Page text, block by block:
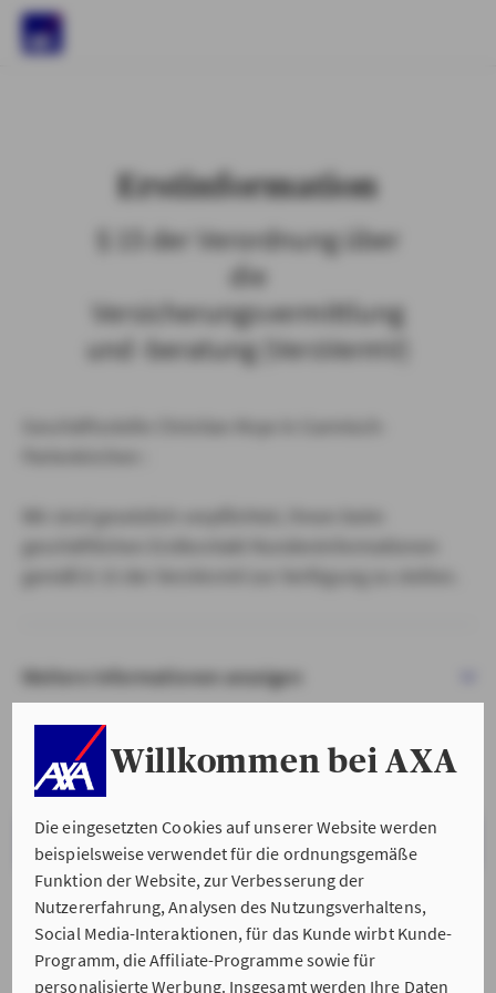
Willkommen bei AXA
Die eingesetzten Cookies auf unserer Website werden
beispielsweise verwendet für die ordnungsgemäße
Funktion der Website, zur Verbesserung der
Nutzererfahrung, Analysen des Nutzungsverhaltens,
Social Media-Interaktionen, für das Kunde wirbt Kunde-
Programm, die Affiliate-Programme sowie für
personalisierte Werbung. Insgesamt werden Ihre Daten
Erstinformation
§ 15 der Verordnung über
die
Versicherungsvermittlung
und -beratung (VersVermV)
Weitere Informationen anzeigen
VERSTANDEN & WEITER